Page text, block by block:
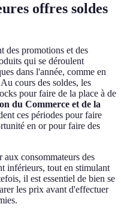
offres soldes
des promotions et des
qui se déroulent
dans l'année, comme en
cours des soldes, les
pour faire de la place à de
du Commerce et de la
ces périodes pour faire
en or pour faire des
consommateurs des
inférieurs, tout en stimulant
il est essentiel de bien se
les prix avant d'effectuer